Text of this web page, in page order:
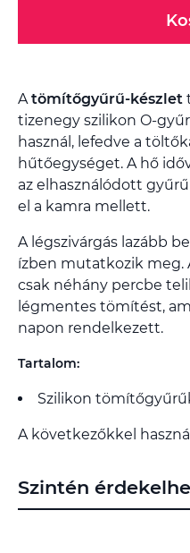
Atömítőgyűrű-készlet
tizenegy szilikon O-
használ, lefedve a
hűtőegységet. A hő
az elhasználódott
el a kamra mellett.
A légszivárgás lazább
ízben mutatkozik meg.
csak néhány percbe
légmentes tömítést,
napon rendelkezett.
Tartalom:
Szilikon tömítőgyűrűk
A következőkkel
Szintén